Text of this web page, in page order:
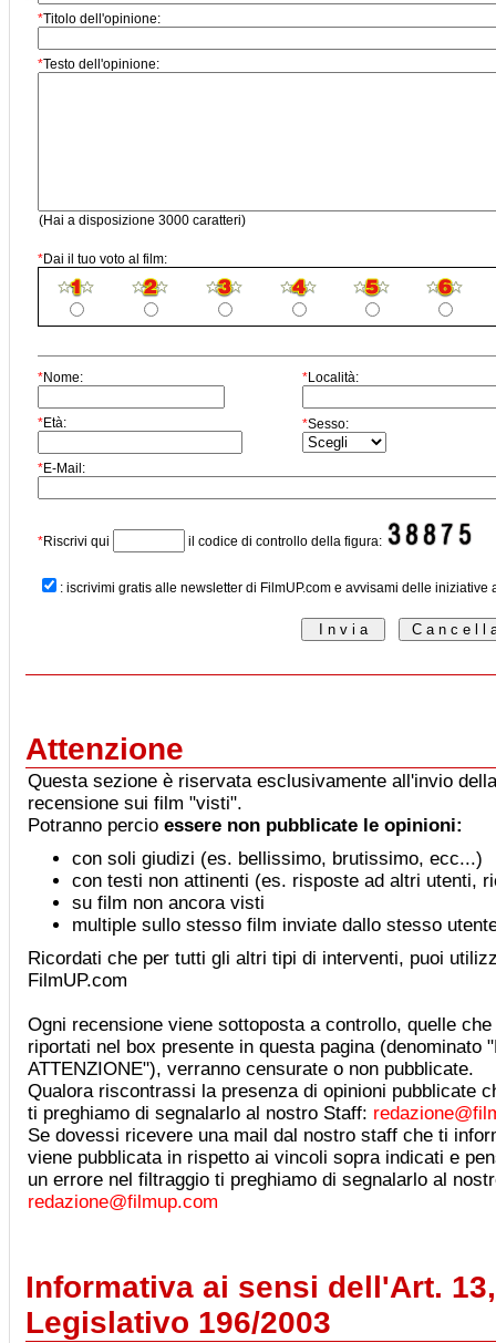
*Titolo dell'opinione:
*Testo dell'opinione:
(Hai a disposizione 3000 caratteri)
*Dai il tuo voto al film:
*Nome: *Località:
*Età: *Sesso:
*E-Mail:
*Riscrivi qui il codice di controllo della figura:
: iscrivimi gratis alle newsletter di FilmUP.com e avvisami delle iniziative
Attenzione
Questa sezione è riservata esclusivamente all'invio
recensione sui film "visti".
Potranno percio essere non pubblicate le opinioni:
con soli giudizi (es. bellissimo, brutissimo, ecc...)
con testi non attinenti (es. risposte ad altri utenti,
su film non ancora visti
multiple sullo stesso film inviate dallo stesso
Ricordati che per tutti gli altri tipi di interventi, puoi
FilmUP.com
Ogni recensione viene sottoposta a controllo, quelle
riportati nel box presente in questa pagina (denominato
ATTENZIONE"), verranno censurate o non pubblicate.
Qualora riscontrassi la presenza di opinioni pubblicate
ti preghiamo di segnalarlo al nostro Staff:
Se dovessi ricevere una mail dal nostro staff che ti
viene pubblicata in rispetto ai vincoli sopra indicati e
un errore nel filtraggio ti preghiamo di segnalarlo al
redazione@filmup.com
Informativa ai sensi dell'Art.
Legislativo 196/2003